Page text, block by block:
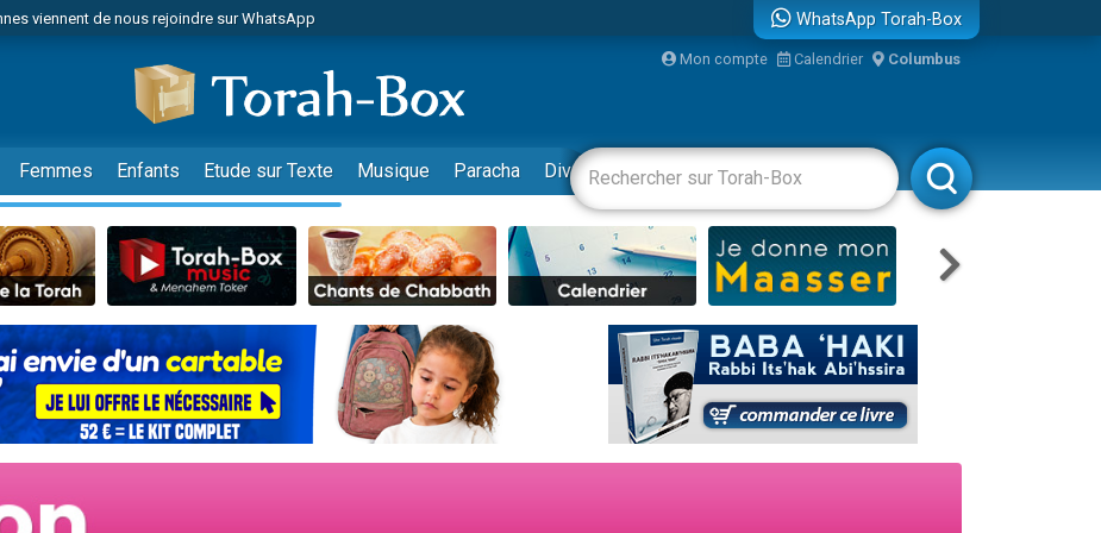
viennent de nous rejoindre sur WhatsApp
musiques dans Torah-Box Music
viennent de faire un don pour Tsédaka : pauvres d'Israel
viennent de faire un don pour Diane, 80 ans, dans un appartement insalubre
émission radio : Visions de grandeur n°104 : Le Chabbath et le Birkat Hamazone à travers le temps
viennent de demander une bénédiction
viennent de faire un don pour Sauvez la jambe de Yohan
49 places pour étudier en groupe sur Zoom
de donner son Maasser
vient de donner son Maasser
viennent de faire un don pour 5 enfants déjà orphelins risquent de perdre leur maman
viennent de faire un don pour Reloger Rivka, 6 enfants, victime de violences...
viennent de demander une bénédiction
49 places pour étudier en groupe sur Zoom
WhatsApp Torah-Box
Mon compte Calendrier Columbus
Femmes Enfants Etude sur Texte Musique Paracha Divertissements Livres Rabbanim